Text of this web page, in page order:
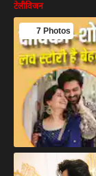
टेलीविजन
7 Photos